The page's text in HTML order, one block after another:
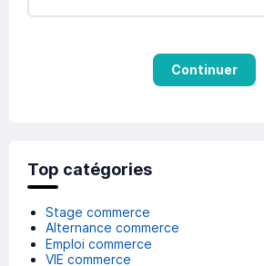
Continuer
Top catégories
Stage commerce
Alternance commerce
Emploi commerce
VIE commerce